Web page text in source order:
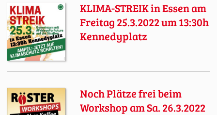
KLIMA-STREIK in Essen am
Freitag 25.3.2022 um 13:30h
Kennedyplatz
Noch Plätze frei beim
Workshop am Sa. 26.3.2022